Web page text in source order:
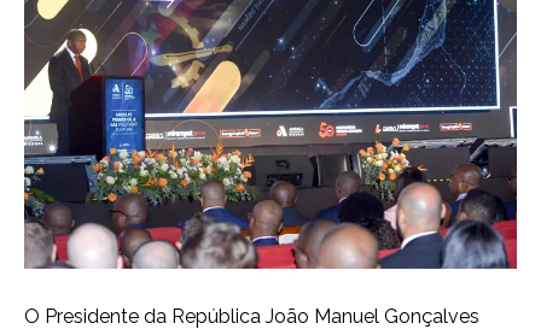
O Presidente da República João Manuel Gonçalves